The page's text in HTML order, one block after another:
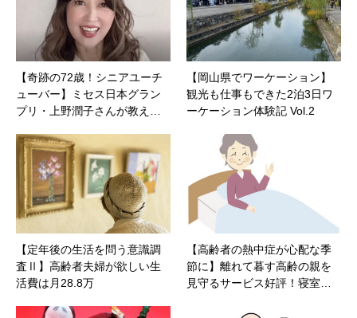
【奇跡の72歳！シニアユーチ
ューバー】ミセス日本グラン
プリ・上野潤子さんが教え…
【岡山県でワーケーション】
観光も仕事もできた2泊3日ワ
ーケーション体験記 Vol.2
【定年後の生活を問う意識調
査Ⅱ】高齢者夫婦が欲しい生
活費は月28.8万
【高齢者の熱中症が心配な季
節に】離れて暮す高齢の親を
見守るサービス好評！寝室…